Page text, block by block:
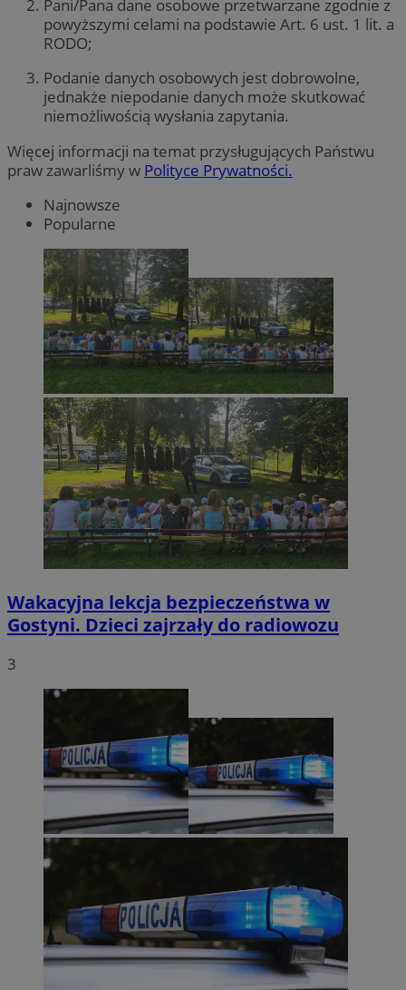
Pani/Pana dane osobowe przetwarzane zgodnie z
powyższymi celami na podstawie Art. 6 ust. 1 lit. a
RODO;
Podanie danych osobowych jest dobrowolne,
jednakże niepodanie danych może skutkować
niemożliwością wysłania zapytania.
Więcej informacji na temat przysługujących Państwu
praw zawarliśmy w Polityce Prywatności.
Najnowsze
Popularne
Wakacyjna lekcja bezpieczeństwa w
Gostyni. Dzieci zajrzały do radiowozu
3